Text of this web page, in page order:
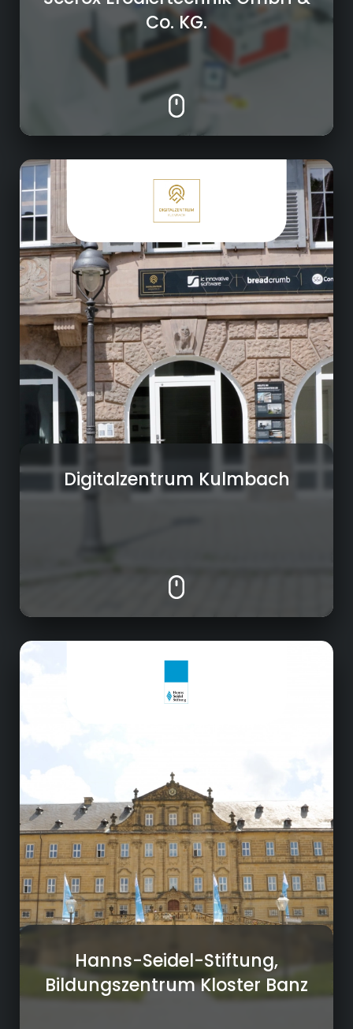
Co. KG.
Unternehmensentwicklung
Nach umfangreichen Umbauarbeiten im Jahr
2017 wurden im Digitalzentrum Kulmbach
viele neue Konzepte zur Gestaltung moderner
und inspirierender Arbeitswelten umgesetzt.
So entstand hier mitten in Kulmbach etwas
Neues - modern, innovativ, digital - ein Ort,
der Arbeitsplatz für rund 60 Mitarbeiter aus
unseren Firmen geworden ist.
Digitalzentrum Kulmbach
Hotel- und Gastgewerbe
Kongressen.
Durchführung von Kulturveranstaltungen wie
die Konzertreihe "Kammerkonzerte auf Banz"
oder Mitorganisation der
Openairveranstaltung "Lieder auf Banz" in
deren Rahmen die Hanns-Seidel-Stiftung
einen Förderpreis für junge Liedermacher
auslobt.
Hanns-Seidel-Stiftung,
Bildungszentrum Kloster Banz